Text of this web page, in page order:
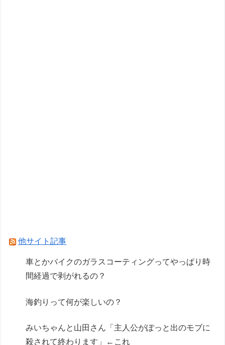
時間経過で剥がれるの？
Powered by livedoor 相互RSS
他サイト記事
車とかバイクのガラスコーティングってやっぱり時
間経過で剥がれるの？
海釣りって何が楽しいの？
みいちゃんと山田さん「主人公がぽっと出のモブに
殺されて終わります」←これ